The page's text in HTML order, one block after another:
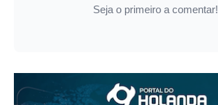
Seja o primeiro a comentar!